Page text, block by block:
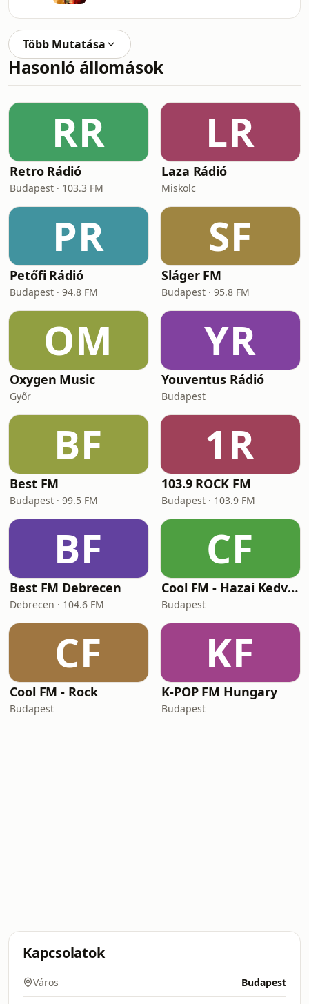
Több Mutatása
Hasonló állomások
RR
Retro Rádió
Budapest · 103.3 FM
LR
Laza Rádió
Miskolc
PR
Petőfi Rádió
Budapest · 94.8 FM
SF
Sláger FM
Budapest · 95.8 FM
OM
Oxygen Music
Győr
YR
Youventus Rádió
Budapest
BF
Best FM
Budapest · 99.5 FM
1R
103.9 ROCK FM
Budapest · 103.9 FM
BF
Best FM Debrecen
Debrecen · 104.6 FM
CF
Cool FM - Hazai Kedvencek
Budapest
CF
Cool FM - Rock
Budapest
KF
K-POP FM Hungary
Budapest
Kapcsolatok
Város Budapest